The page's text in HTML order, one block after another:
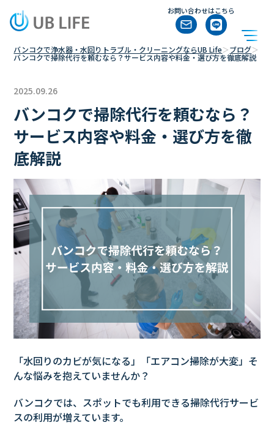
お問い合わせはこちら
バンコクで浄水器・水回りトラブル・クリーニングならUB Life＞ブログ＞
バンコクで掃除代行を頼むなら？サービス内容や料金・選び方を徹底解説
2025.09.26
バンコクで掃除代行を頼むなら？
サービス内容や料金・選び方を徹
底解説
「水回りのカビが気になる」「エアコン掃除が大変」そ
んな悩みを抱えていませんか？
バンコクでは、スポットでも利用できる掃除代行サービ
スの利用が増えています。